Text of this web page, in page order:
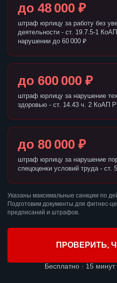
до 48 000 ₽
штраф юрлицу за работу без
деятельности - ст. 19.7.5-1
нарушении до 60 000 ₽
до 600 000 ₽
штраф юрлицу за нарушение
здоровью - ст. 14.43 ч. 2 КоАП
до 80 000 ₽
штраф юрлицу за нарушение
спецоценки условий труда -
Указаны максимальные санкции по
Подготовим документы для фитнес-
предписаний и штрафов.
ПРОВЕРИТЬ,
Бесплатно · 15 минут